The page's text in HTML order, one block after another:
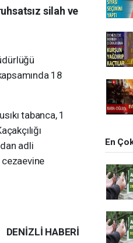
silah ve
18
tabanca, 1
adli
cezaevine
DENIZLI HABERİ
En